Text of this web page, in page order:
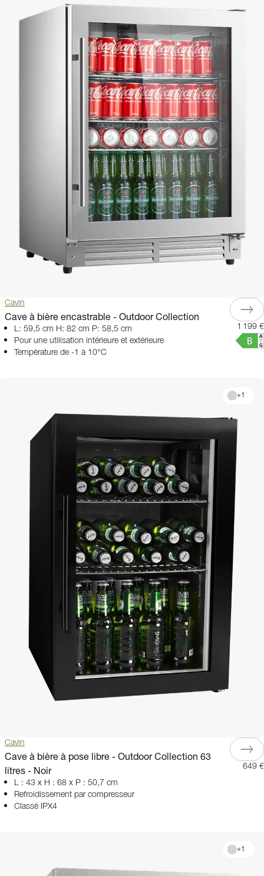
Cavin
Cave à bière encastrable - Outdoor Collection
L: 59,5 cm H: 82 cm P: 58,5 cm
Pour une utilisation intérieure et extérieure
Température de -1 à 10°C
1 199 €
+1
Cavin
Cave à bière à pose libre - Outdoor Collection 63
litres - Noir
L : 43 x H : 68 x P : 50,7 cm
Refroidissement par compresseur
Classé IPX4
649 €
+1